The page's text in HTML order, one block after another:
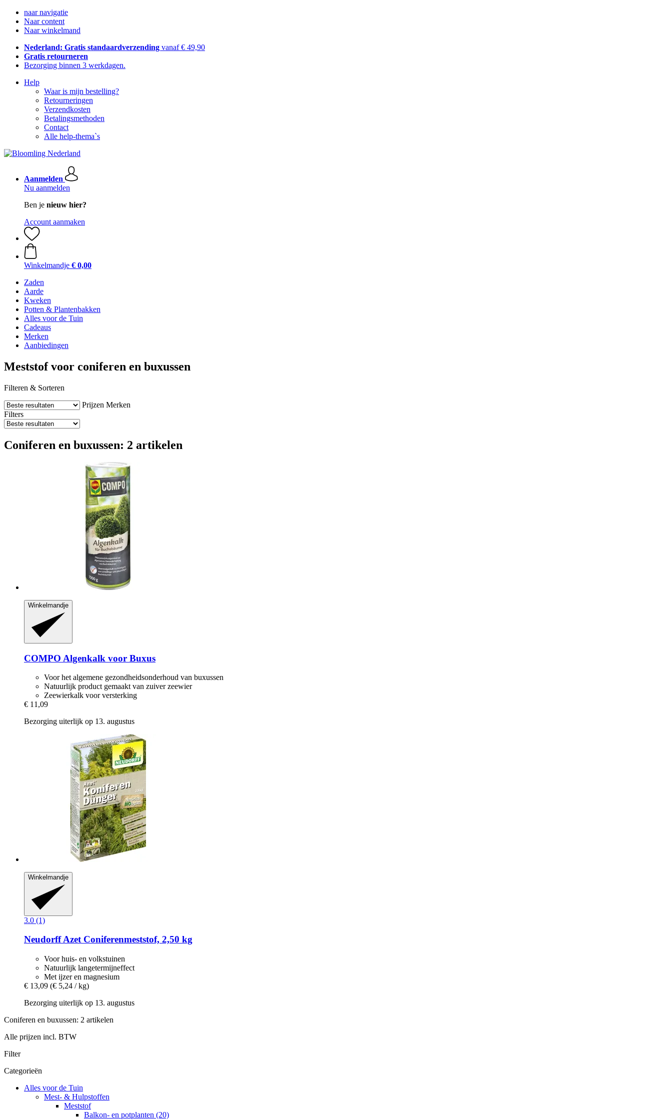
naar navigatie
Naar content
Naar winkelmand
Nederland: Gratis standaardverzending vanaf € 49,90
Gratis retourneren
Bezorging binnen 3 werkdagen.
Help
Waar is mijn bestelling?
Retourneringen
Verzendkosten
Betalingsmethoden
Contact
Alle help-thema`s
Aanmelden
Nu aanmelden
Ben je nieuw hier?
Account aanmaken
Winkelmandje € 0,00
Zaden
Aarde
Kweken
Potten & Plantenbakken
Alles voor de Tuin
Cadeaus
Merken
Aanbiedingen
Meststof voor coniferen en buxussen
Filteren & Sorteren
Prijzen Merken
Filters
Coniferen en buxussen: 2 artikelen
Winkelmandje
COMPO Algenkalk voor Buxus
Voor het algemene gezondheidsonderhoud van buxussen
Natuurlijk product gemaakt van zuiver zeewier
Zeewierkalk voor versterking
€ 11,09
Bezorging uiterlijk op 13. augustus
Winkelmandje
3.0 (1)
NeudorffAzet Coniferenmeststof, 2,50 kg
Voor huis- en volkstuinen
Natuurlijk langetermijneffect
Met ijzer en magnesium
€ 13,09 (€ 5,24 / kg)
Bezorging uiterlijk op 13. augustus
Coniferen en buxussen: 2 artikelen
Alle prijzen incl. BTW
Filter
Categorieën
Alles voor de Tuin
Mest- & Hulpstoffen
Meststof
Balkon- en potplanten (20)